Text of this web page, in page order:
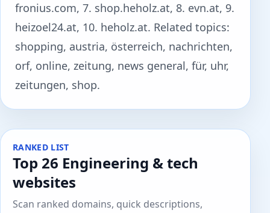
fronius.com, 7. shop.heholz.at, 8. evn.at, 9.
heizoel24.at, 10. heholz.at. Related topics:
shopping, austria, österreich, nachrichten,
orf, online, zeitung, news general, für, uhr,
zeitungen, shop.
RANKED LIST
Top 26 Engineering & tech
websites
Scan ranked domains, quick descriptions,